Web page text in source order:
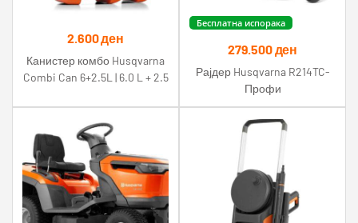
2.600ден
Канистер комбо Husqvarna
Combi Can 6+2.5L | 6.0 L + 2.5
Бесплатна испорака
279.500ден
Рајдер Husqvarna R214TC-
Профи